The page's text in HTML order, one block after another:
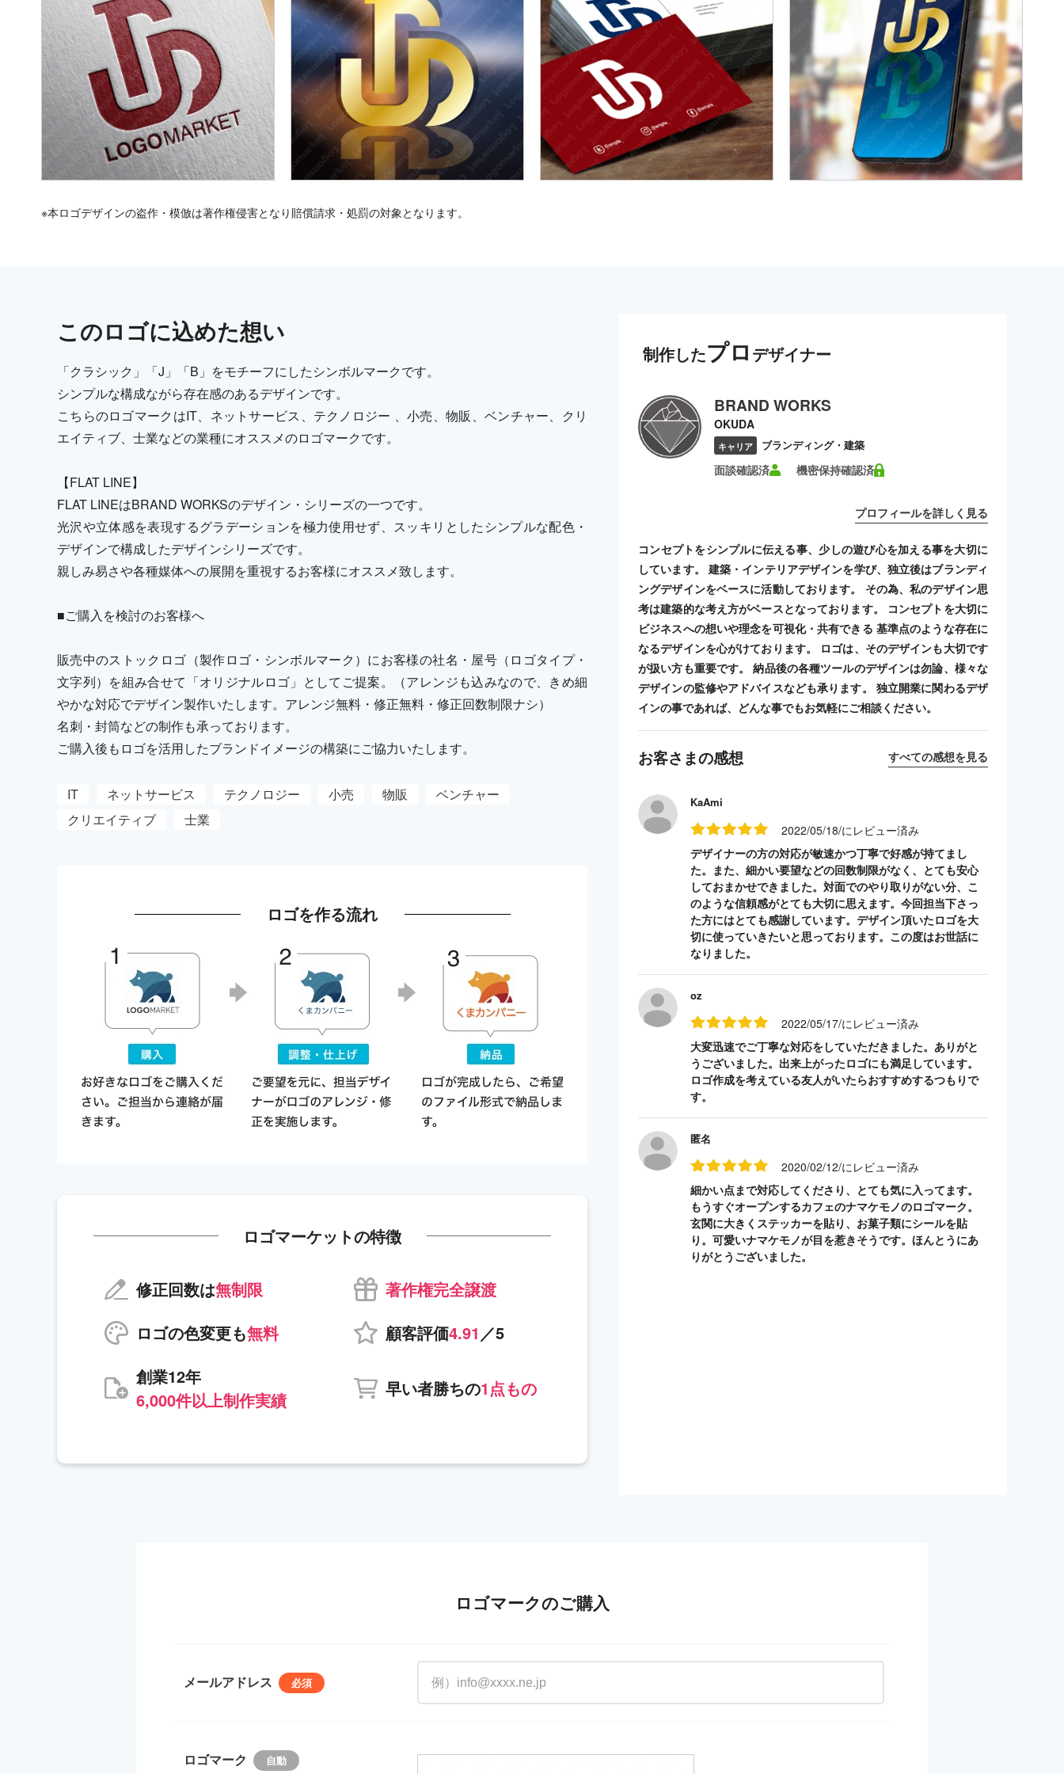
※本ロゴデザインの盗作・模倣は著作権侵害となり賠償請求・処罰の対象となります。
このロゴに込めた想い
「クラシック」「J」「B」をモチーフにしたシンボルマークです。
シンプルな構成ながら存在感のあるデザインです。
こちらのロゴマークはIT、ネットサービス、テクノロジー 、小売、物販、ベンチャー、クリ
エイティブ、士業などの業種にオススメのロゴマークです。
【FLAT LINE】
FLAT LINEはBRAND WORKSのデザイン・シリーズの一つです。
光沢や立体感を表現するグラデーションを極力使用せず、スッキリとしたシンプルな配色・
デザインで構成したデザインシリーズです。
親しみ易さや各種媒体への展開を重視するお客様にオススメ致します。
■ご購入を検討のお客様へ
販売中のストックロゴ（製作ロゴ・シンボルマーク）にお客様の社名・屋号（ロゴタイプ・
文字列）を組み合せて「オリジナルロゴ」としてご提案。（アレンジも込みなので、きめ細
やかな対応でデザイン製作いたします。アレンジ無料・修正無料・修正回数制限ナシ）
名刺・封筒などの制作も承っております。
ご購入後もロゴを活用したブランドイメージの構築にご協力いたします。
IT ネットサービス テクノロジー 小売 物販
ベンチャー
クリエイティブ
士業
ロゴを作る流れ
ロゴマーケットの特徴
修正回数は無制限
著作権完全譲渡
ロゴの色変更も無料 顧客評価4.91 ／5
創業12年
6,000件以上制作実績
早い者勝ちの1点もの
制作したプロ デザイナー
BRAND WORKS
OKUDA
キャリア ブランディング・建築
面談確認済 機密保持確認済
プロフィールを詳しく見る
コンセプトをシンプルに伝える事、少しの遊び心を加える事を大切に
しています。 建築・インテリアデザインを学び、独立後はブランディ
ングデザインをベースに活動しております。 その為、私のデザイン思
考は建築的な考え方がベースとなっております。 コンセプトを大切に
ビジネスへの想いや理念を可視化・共有できる 基準点のような存在に
なるデザインを心がけております。 ロゴは、そのデザインも大切です
が扱い方も重要です。 納品後の各種ツールのデザインは勿論、様々な
デザインの監修やアドバイスなども承ります。 独立開業に関わるデザ
インの事であれば、どんな事でもお気軽にご相談ください。
お客さまの感想 すべての感想を見る
KaAmi
2022/05/18/にレビュー済み
デザイナーの方の対応が敏速かつ丁寧で好感が持てまし
た。また、細かい要望などの回数制限がなく、とても安心
しておまかせできました。対面でのやり取りがない分、こ
のような信頼感がとても大切に思えます。今回担当下さっ
た方にはとても感謝しています。デザイン頂いたロゴを大
切に使っていきたいと思っております。この度はお世話に
なりました。
oz
2022/05/17/にレビュー済み
大変迅速でご丁寧な対応をしていただきました。ありがと
うございました。出来上がったロゴにも満足しています。
ロゴ作成を考えている友人がいたらおすすめするつもりで
す。
匿名
2020/02/12/にレビュー済み
細かい点まで対応してくださり、とても気に入ってます。
もうすぐオープンするカフェのナマケモノのロゴマーク。
玄関に大きくステッカーを貼り、お菓子類にシールを貼
り。可愛いナマケモノが目を惹きそうです。ほんとうにあ
りがとうございました。
ロゴマークのご購入
メールアドレス
ロゴマーク